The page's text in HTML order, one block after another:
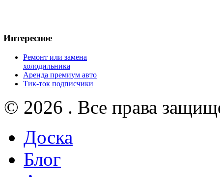
Интересное
Ремонт или замена
холодильника
Аренда премиум авто
Тик-ток подписчики
© 2026 . Все права
Доска
Блог